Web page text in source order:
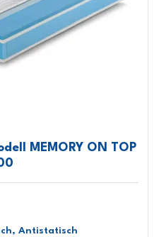
MEMORY ON TOP
Antistatisch